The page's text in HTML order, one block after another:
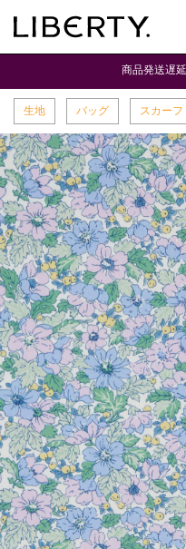
商品発送遅
生地 バッグ スカーフ